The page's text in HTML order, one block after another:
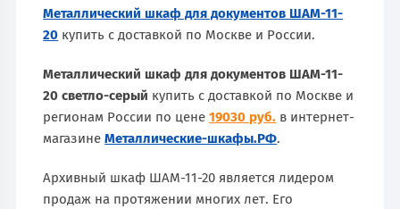
Металлический шкаф для документов ШАМ-11-
20 купить с доставкой по Москве и России.
Металлический шкаф для документов ШАМ-11-
20 светло-серый купить с доставкой по Москве и
регионам России по цене19030 руб. в интернет-
магазинеМеталлические-шкафы.РФ.
Архивный шкаф ШАМ-11-20 является лидером
продаж на протяжении многих лет. Его